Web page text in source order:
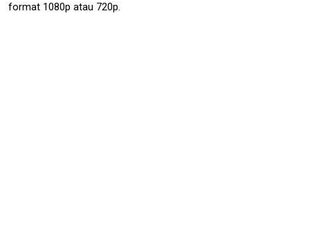
format 1080p atau 720p.